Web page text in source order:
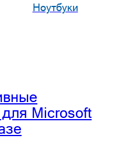
Ноутбуки
Microsoft